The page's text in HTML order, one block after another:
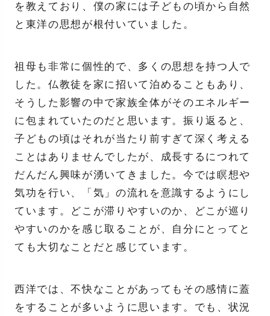
を教えており、僕の家には子どもの頃から自然
と東洋の思想が根付いていました。
祖母も非常に個性的で、多くの思想を持つ人で
した。仏教徒を家に招いて泊めることもあり、
そうした影響の中で家族全体がそのエネルギー
に包まれていたのだと思います。振り返ると、
子どもの頃はそれが当たり前すぎて深く考える
ことはありませんでしたが、成長するにつれて
だんだん興味が湧いてきました。今では瞑想や
気功を行い、「気」の流れを意識するようにし
ています。どこが滞りやすいのか、どこが巡り
やすいのかを感じ取ることが、自分にとってと
ても大切なことだと感じています。
西洋では、不快なことがあってもその感情に蓋
をすることが多いように思います。でも、状況